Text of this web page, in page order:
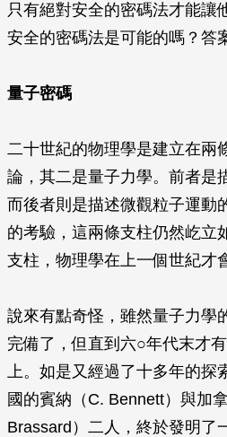
只有絕對安全的密碼法才能讓
安全的密碼法是可能的嗎？答
量子密碼
二十世紀的物理學是建立在兩
論，其二是量子力學。前者是
而後者則是描述微觀粒子運動
的考驗，這兩條支柱仍然屹立
支柱，物理學在上一個世紀才
說來有點奇怪，雖然量子力學
完備了，但直到六○年代末才
上。如是又經過了十多年的探
國的賓納（C. Bennett）與加
Brassard）二人，終於發明了